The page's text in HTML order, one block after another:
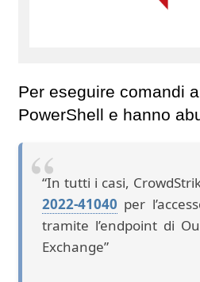
Per eseguire comandi
PowerShell e hanno
“In tutti i casi,
2022-41040 per
tramite l’endpoint di
Exchange”